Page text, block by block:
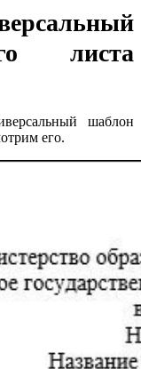
листа
шаблон
его.